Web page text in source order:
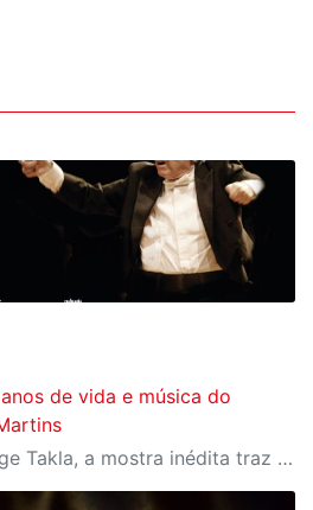
de vida e música do
Com curadoria de Jorge Takla, a mostra inédita traz detalhes da presença permanente da música na vida de Martins. O público pode conferir tudo a partir do dia 16 de junho, com entrada gratuita